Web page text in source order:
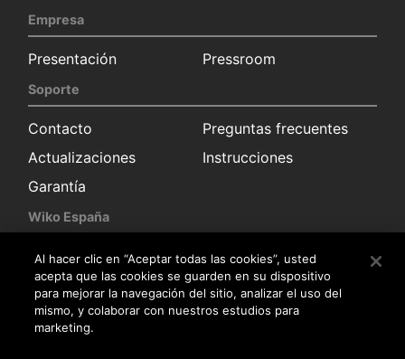
Empresa
Presentación Pressroom
Soporte
Contacto
Preguntas frecuentes
Actualizaciones
Instrucciones
Garantía
Wiko España
Solicitud información
Sala de prensa
Distribuidores
Servicio posventa
Al hacer clic en “Aceptar todas las cookies”, usted
acepta que las cookies se guarden en su dispositivo
para mejorar la navegación del sitio, analizar el uso del
mismo, y colaborar con nuestros estudios para
marketing.